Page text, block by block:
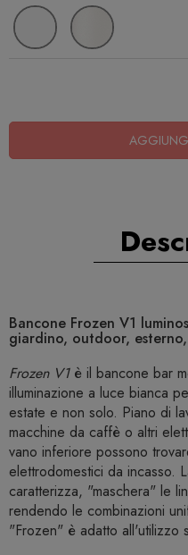
Bancone Frozen V1
giardino, outdoor,
Frozen V1è il bancone bar
illuminazione a luce bianca
estate e non solo. Piano di
macchine da caffè o altri
vano inferiore possono
elettrodomestici da incasso.
caratterizza, "maschera" le
rendendo le combinazioni
"Frozen" è adatto all'utilizzo